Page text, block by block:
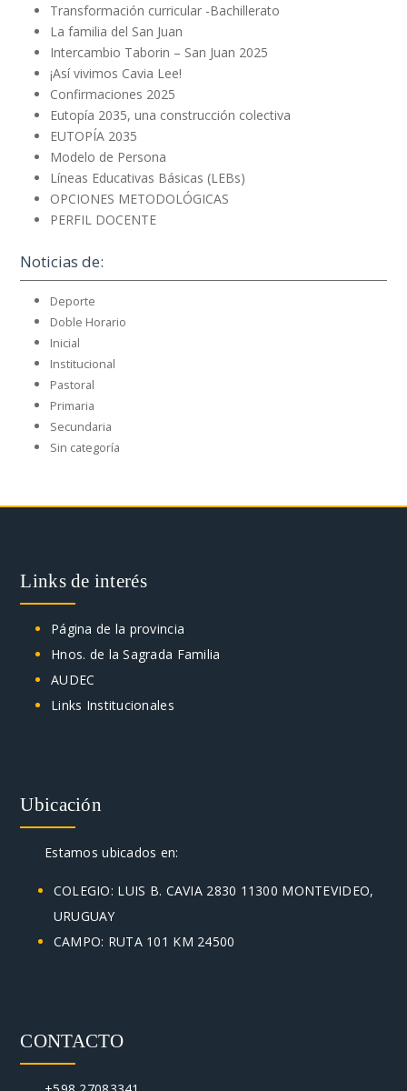
Transformación curricular -Bachillerato
La familia del San Juan
Intercambio Taborin – San Juan 2025
¡Así vivimos Cavia Lee!
Confirmaciones 2025
Eutopía 2035, una construcción colectiva
EUTOPÍA 2035
Modelo de Persona
Líneas Educativas Básicas (LEBs)
OPCIONES METODOLÓGICAS
PERFIL DOCENTE
Noticias de:
Deporte
Doble Horario
Inicial
Institucional
Pastoral
Primaria
Secundaria
Sin categoría
Links de interés
Página de la provincia
Hnos. de la Sagrada Familia
AUDEC
Links Institucionales
Ubicación
Estamos ubicados en:
COLEGIO: LUIS B. CAVIA 2830 11300 MONTEVIDEO,
URUGUAY
CAMPO: RUTA 101 KM 24500
CONTACTO